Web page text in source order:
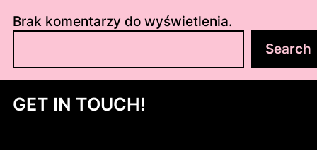
Brak komentarzy do wyświetlenia.
u
a
Search
GET IN TOUCH!